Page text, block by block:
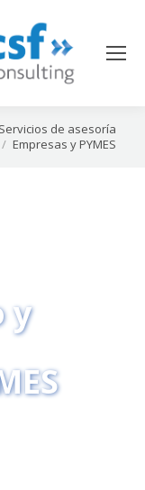
Servicios de asesoría
Empresas y PYMES
y